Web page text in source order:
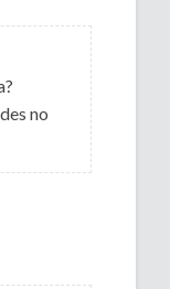
no